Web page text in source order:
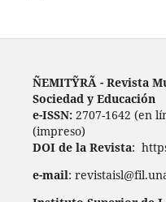
ÑEMITỸRÃ - Revista
Sociedad y Educación
e-ISSN:2707-1642 (en
(impreso)
DOI de la Revista:
e-mail: